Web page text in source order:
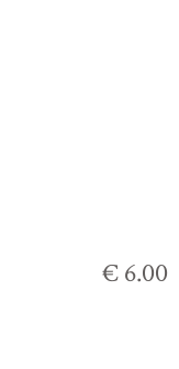
€ 6.00